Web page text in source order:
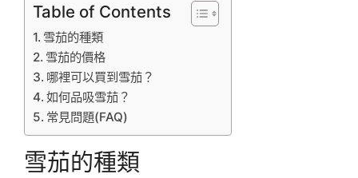
Table of Contents
雪茄的種類
雪茄的價格
哪裡可以買到雪茄？
如何品吸雪茄？
常見問題(FAQ)
雪茄的種類